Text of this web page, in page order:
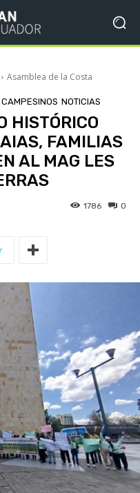
Asamblea de la Costa
NOTICIAS
HISTÓRICO
FAMILIAS
AL MAG LES
0
1786